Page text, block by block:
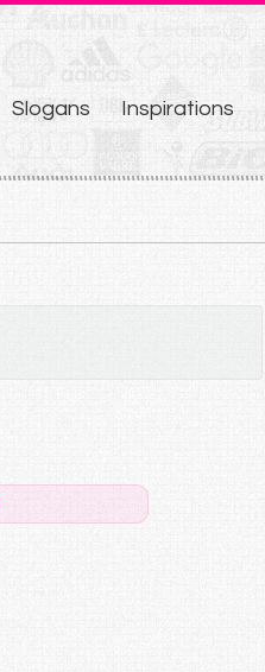
Slogans Inspirations